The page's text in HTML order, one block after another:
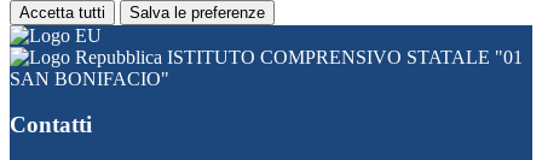
Accetta tutti Salva le preferenze
ISTITUTO COMPRENSIVO STATALE "01
SAN BONIFACIO"
Contatti